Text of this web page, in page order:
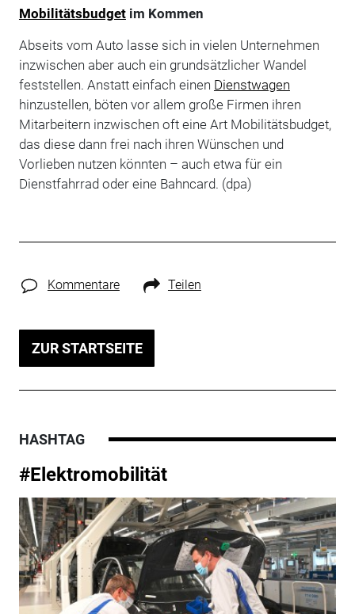
Mobilitätsbudgetim Kommen
Abseits vom Auto lasse sich in vielen Unternehmen
inzwischen aber auch ein grundsätzlicher Wandel
feststellen. Anstatt einfach einen Dienstwagen
hinzustellen, böten vor allem große Firmen ihren
Mitarbeitern inzwischen oft eine Art Mobilitätsbudget,
das diese dann frei nach ihren Wünschen und
Vorlieben nutzen könnten – auch etwa für ein
Dienstfahrrad oder eine Bahncard. (dpa)
Kommentare Teilen
ZUR STARTSEITE
HASHTAG
#Elektromobilität